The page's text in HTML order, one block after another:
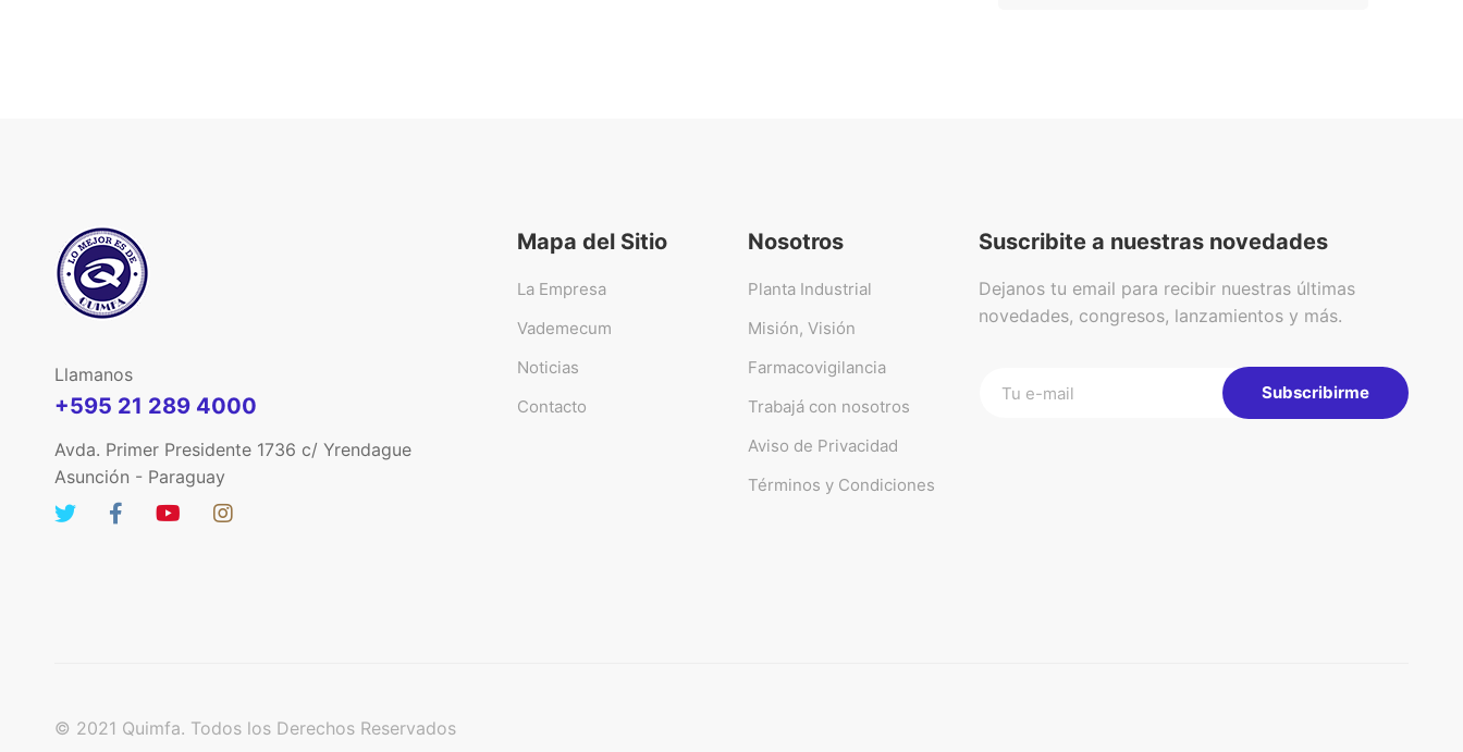
Llamanos
+595 21 289 4000
Avda. Primer Presidente 1736 c/ Yrendague
Asunción - Paraguay
Mapa del Sitio
La Empresa
Vademecum
Noticias
Contacto
Nosotros
Planta Industrial
Misión, Visión
Farmacovigilancia
Trabajá con nosotros
Aviso de Privacidad
Términos y Condiciones
Suscribite a nuestras novedades
Dejanos tu email para recibir nuestras últimas
novedades, congresos, lanzamientos y más.
Subscribirme
© 2021 Quimfa. Todos los Derechos Reservados